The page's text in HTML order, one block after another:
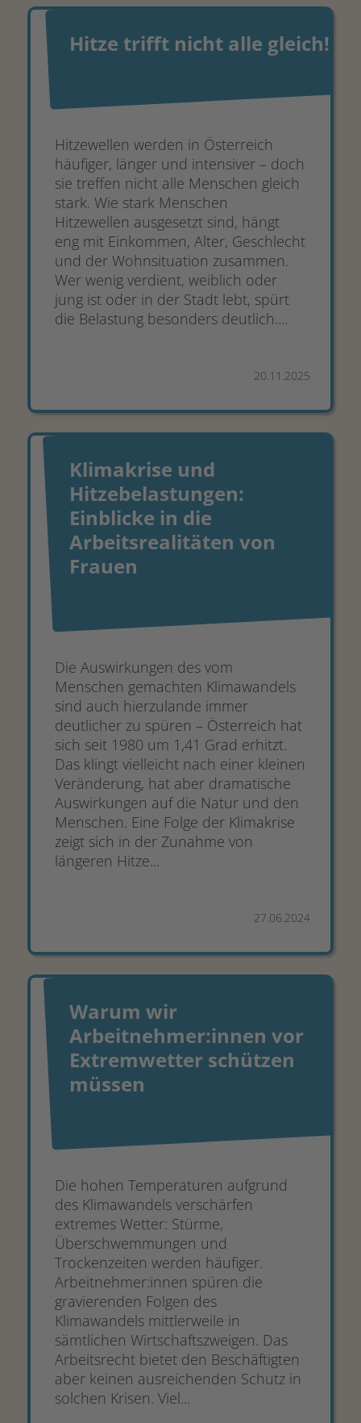
Hitze trifft nicht alle gleich!
Hitzewellen werden in Österreich
häufiger, länger und intensiver – doch
sie treffen nicht alle Menschen gleich
stark. Wie stark Menschen
Hitzewellen ausgesetzt sind, hängt
eng mit Einkommen, Alter, Geschlecht
und der Wohnsituation zusammen.
Wer wenig verdient, weiblich oder
jung ist oder in der Stadt lebt, spürt
die Belastung besonders deutlich....
20.11.2025
Klimakrise und
Hitzebelastungen:
Einblicke in die
Arbeitsrealitäten von
Frauen
Die Auswirkungen des vom
Menschen gemachten Klimawandels
sind auch hierzulande immer
deutlicher zu spüren – Österreich hat
sich seit 1980 um 1,41 Grad erhitzt.
Das klingt vielleicht nach einer kleinen
Veränderung, hat aber dramatische
Auswirkungen auf die Natur und den
Menschen. Eine Folge der Klimakrise
zeigt sich in der Zunahme von
längeren Hitze...
27.06.2024
Warum wir
Arbeitnehmer:innen vor
Extremwetter schützen
müssen
Die hohen Temperaturen aufgrund
des Klimawandels verschärfen
extremes Wetter: Stürme,
Überschwemmungen und
Trockenzeiten werden häufiger.
Arbeitnehmer:innen spüren die
gravierenden Folgen des
Klimawandels mittlerweile in
sämtlichen Wirtschaftszweigen. Das
Arbeitsrecht bietet den Beschäftigten
aber keinen ausreichenden Schutz in
solchen Krisen. Viel...